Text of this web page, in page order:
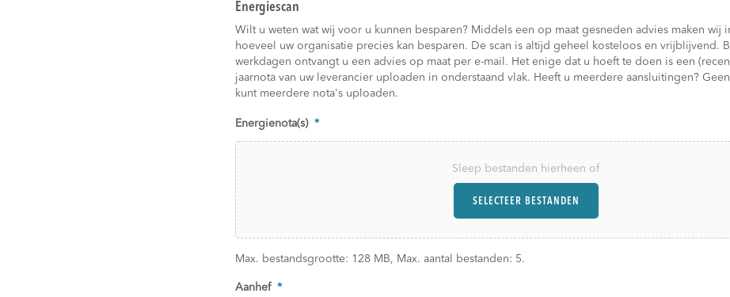
Energiescan
Wilt u weten wat wij voor u kunnen besparen? Middels een op maat gesneden advies maken wij
hoeveel uw organisatie precies kan besparen. De scan is altijd geheel kosteloos en vrijblijvend.
werkdagen ontvangt u een advies op maat per e-mail. Het enige dat u hoeft te doen is een
jaarnota van uw leverancier uploaden in onderstaand vlak. Heeft u meerdere aansluitingen?
kunt meerdere nota's uploaden.
Energienota(s) *
Sleep bestanden hierheen of
SELECTEER BESTANDEN
Max. bestandsgrootte: 128 MB, Max. aantal bestanden: 5.
Aanhef *